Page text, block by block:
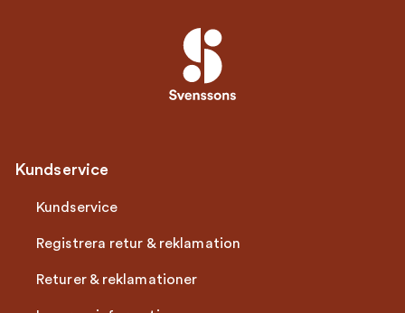
Kundservice
Kundservice
Registrera retur & reklamation
Returer & reklamationer